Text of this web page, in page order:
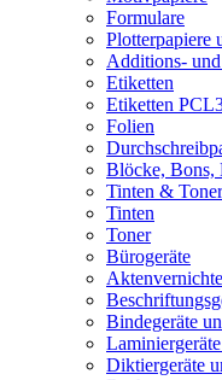
Formulare
Plotterpapiere
Additions-
Etiketten
Etiketten
Folien
Blöcke, Bons,
Tinten & Toner
Tinten
Toner
Bürogeräte
Bindegeräte
Diktiergeräte